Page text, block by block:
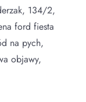
134/2,
ford fiesta
na pych,
objawy,